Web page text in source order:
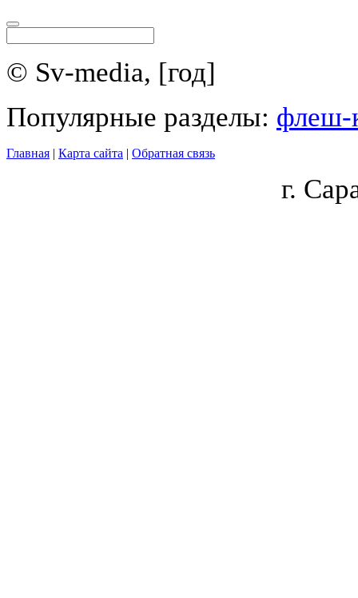
© Sv-media, [год]
Популярные разделы: флеш-
Главная | Карта сайта | Обратная связь
г.